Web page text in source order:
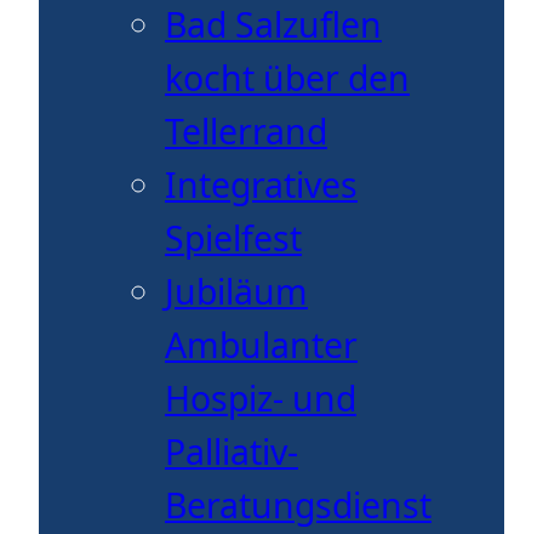
Bad Salzuflen
kocht über den
Tellerrand
Integratives
Spielfest
Jubiläum
Ambulanter
Hospiz- und
Palliativ-
Beratungsdienst